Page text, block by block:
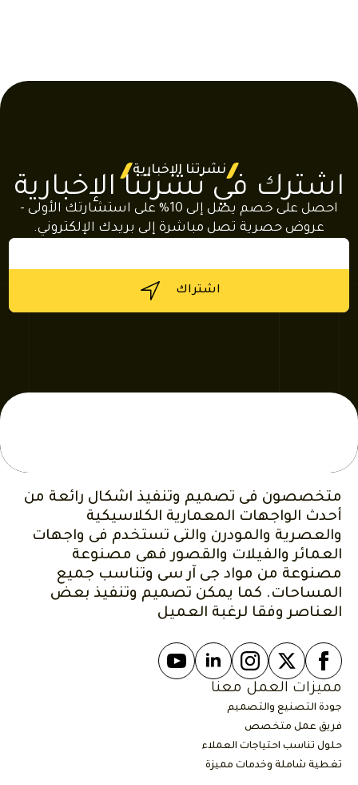
نشرتنا الإخبارية
اشترك في نشرتنا الإخبارية
احصل على خصم يصل إلى 10% على استشارتك الأولى -
عروض حصرية تصل مباشرة إلى بريدك الإلكتروني.
البريد
*
اشتراك
متخصصون فى تصميم وتنفيذ اشكال رائعة من
أحدث الواجهات المعمارية الكلاسيكية
والعصرية والمودرن والتى تستخدم فى واجهات
العمائر والفيلات والقصور فهى مصنوعة
مصنوعة من مواد جى آر سى وتناسب جميع
المساحات. كما يمكن تصميم وتنفيذ بعض
العناصر وفقا لرغبة العميل
مميزات العمل معنا
جودة التصنيع والتصميم
فريق عمل متخصص
حلول تناسب احتياجات العملاء
تغطية شاملة وخدمات مميزة